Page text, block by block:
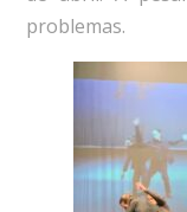
problemas.